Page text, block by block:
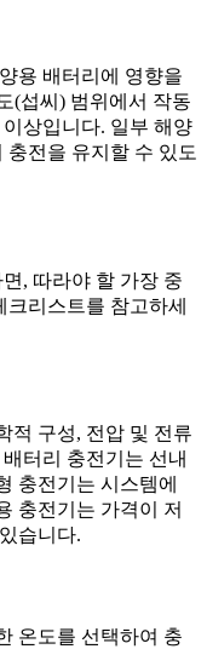
용 배터리에 영향을
(섭씨) 범위에서 작동
상입니다. 일부 해양
전을 유지할 수 있도
, 따라야 할 가장 중
리스트를 참고하세
적 구성, 전압 및 전류
터리 충전기는 선내
충전기는 시스템에
충전기는 가격이 저
습니다.
온도를 선택하여 충